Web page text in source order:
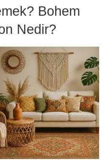
Bohem
Nedir?